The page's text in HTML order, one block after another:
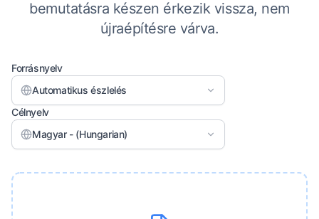
bemutatásra készen érkezik vissza, nem
újraépítésre várva.
Forrásnyelv
Automatikus észlelés
Célnyelv
Magyar - (Hungarian)